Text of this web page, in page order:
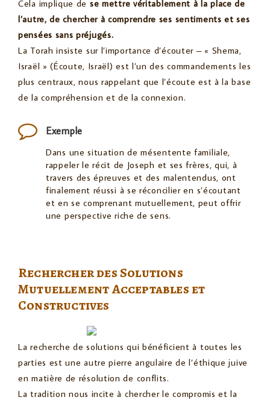
Cela implique de se mettre véritablement à la place de
l’autre, de chercher à comprendre ses sentiments et ses
pensées sans préjugés.
La Torah insiste sur l’importance d’écouter – « Shema,
Israël » (Écoute, Israël) est l’un des commandements les
plus centraux, nous rappelant que l’écoute est à la base
de la compréhension et de la connexion.
Exemple
Dans une situation de mésentente familiale,
rappeler le récit de Joseph et ses frères, qui, à
travers des épreuves et des malentendus, ont
finalement réussi à se réconcilier en s’écoutant
et en se comprenant mutuellement, peut offrir
une perspective riche de sens.
Rechercher des Solutions
Mutuellement Acceptables et
Constructives
La recherche de solutions qui bénéficient à toutes les
parties est une autre pierre angulaire de l’éthique juive
en matière de résolution de conflits.
La tradition nous incite à chercher le compromis et la